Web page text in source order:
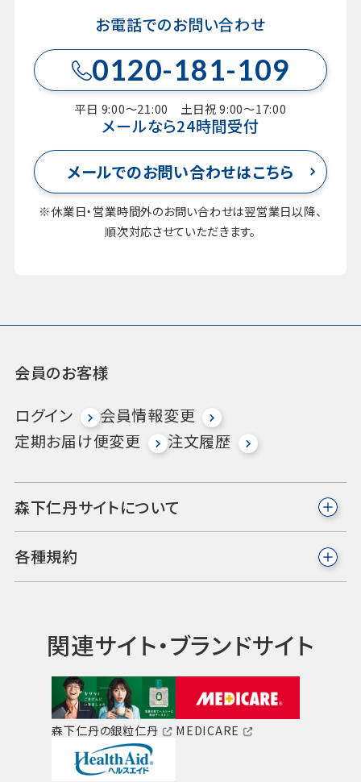
お電話でのお問い合わせ
0120-181-109
平日 9:00～21:00 土日祝 9:00～17:00
メールなら24時間受付
メールでのお問い合わせはこちら
※休業日・営業時間外のお問い合わせは翌営業日以降、
順次対応させていただきます。
会員のお客様
ログイン
会員情報変更
定期お届け便変更
注文履歴
森下仁丹サイトについて
各種規約
関連サイト・ブランドサイト
森下仁丹の銀粒仁丹 MEDICARE